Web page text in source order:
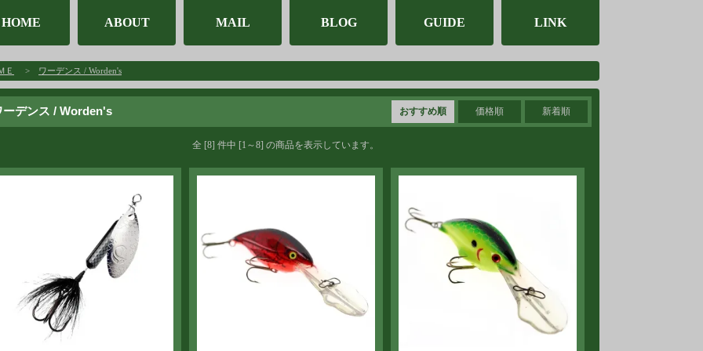
HOME ABOUT MAIL BLOG GUIDE LINK
Ｅ > ワーデンス / Worden's
ーデンス / Worden's おすすめ順 価格順 新着順
全 [8] 件中 [1～8] の商品を表示しています。